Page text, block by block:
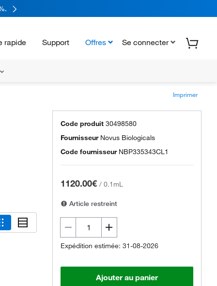
rapide Support Offres Se connecter
Imprimer
Code produit 30498580
Fournisseur Novus Biologicals
Code fournisseur NBP335343CL1
1120.00€ / 0.1mL
Article restreint
Expédition estimée: 31-08-2026
Ajouter au panier